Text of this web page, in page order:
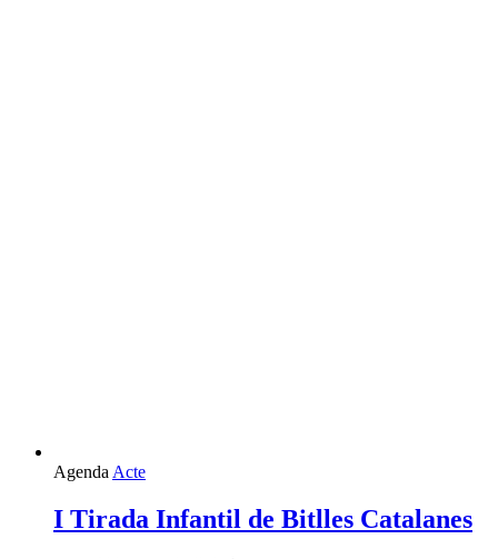
Agenda Acte
I Tirada Infantil de Bitlles Catalanes